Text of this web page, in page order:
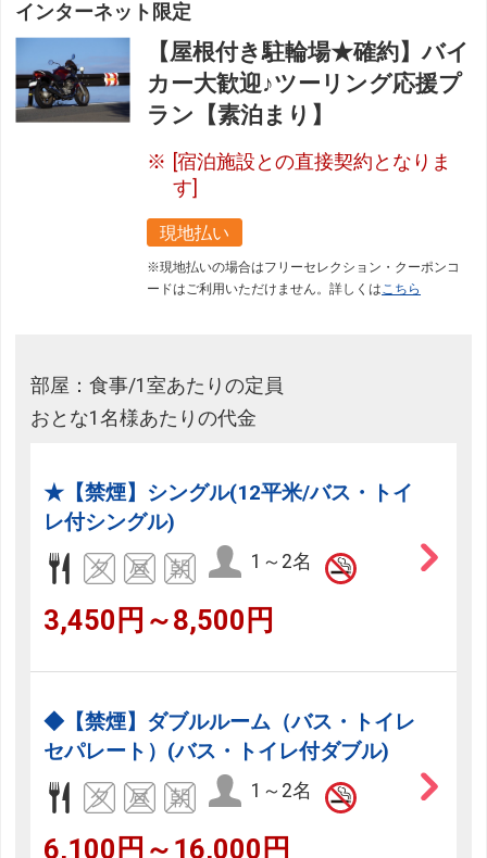
インターネット限定
【屋根付き駐輪場★確約】バイ
カー大歓迎♪ツーリング応援プ
ラン【素泊まり】
[宿泊施設との直接契約となりま
す]
現地払い
※現地払いの場合はフリーセレクション・クーポンコ
ードはご利用いただけません。詳しくはこちら
部屋：食事/1室あたりの定員
おとな1名様あたりの代金
★【禁煙】シングル(12平米/バス・トイ
レ付シングル)
1～2名
3,450円～8,500円
◆【禁煙】ダブルルーム（バス・トイレ
セパレート）(バス・トイレ付ダブル)
1～2名
6,100円～16,000円